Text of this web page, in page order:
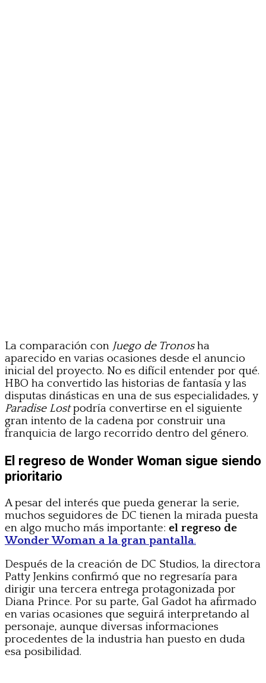
La comparación con Juego de Tronosha
aparecido en varias ocasiones desde el anuncio
inicial del proyecto. No es difícil entender por qué.
HBO ha convertido las historias de fantasía y las
disputas dinásticas en una de sus especialidades, y
Paradise Lostpodría convertirse en el siguiente
gran intento de la cadena por construir una
franquicia de largo recorrido dentro del género.
El regreso de Wonder Woman sigue siendo
prioritario
A pesar del interés que pueda generar la serie,
muchos seguidores de DC tienen la mirada puesta
en algo mucho más importante: el regreso de
Wonder Woman a la gran pantalla.
Después de la creación de DC Studios, la directora
Patty Jenkins confirmó que no regresaría para
dirigir una tercera entrega protagonizada por
Diana Prince. Por su parte, Gal Gadot ha afirmado
en varias ocasiones que seguirá interpretando al
personaje, aunque diversas informaciones
procedentes de la industria han puesto en duda
esa posibilidad.